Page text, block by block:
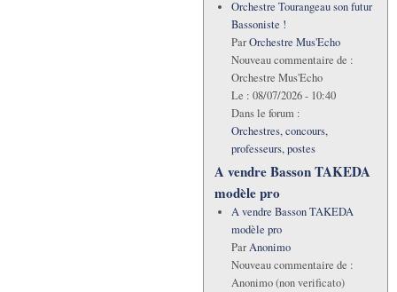
Orchestre Tourangeau son futur
Bassoniste !
ParOrchestre Mus'Echo
Nouveau commentaire de :
Orchestre Mus'Echo
Le : 08/07/2026 - 10:40
Dans le forum :
Orchestres, concours,
professeurs, postes
A vendre Basson TAKEDA
modèle pro
A vendre Basson TAKEDA
modèle pro
ParAnonimo
Nouveau commentaire de :
Anonimo (non verificato)